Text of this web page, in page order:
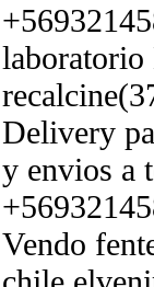
Delivery
y envios a
Vendo